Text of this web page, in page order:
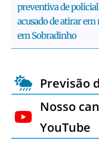
preventiva de
acusado de atirar
em Sobradinho
Previsão
Nosso
YouTube